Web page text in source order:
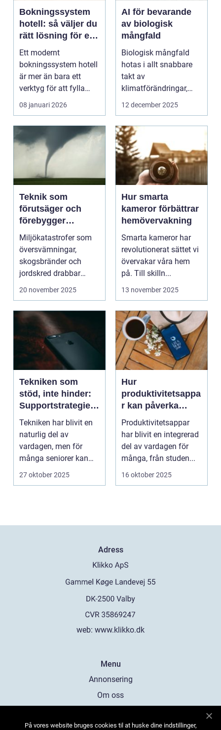
Bokningssystem
hotell: så väljer du
rätt lösning för en
modern
gästupplevelse
Ett modernt
bokningssystem hotell
är mer än bara ett
verktyg för att fylla
rum. F&oum...
08 januari 2026
AI för bevarande
av biologisk
mångfald
Biologisk mångfald
hotas i allt snabbare
takt av
klimatförändringar,
habitatför...
12 december 2025
Teknik som
förutsäger och
förebygger
miljökatastrofer i
realtid
Miljökatastrofer som
översvämningar,
skogsbränder och
jordskred drabbar
miljonta...
20 november 2025
Hur smarta
kameror förbättrar
hemövervakning
Smarta kameror har
revolutionerat sättet vi
övervakar våra hem
på. Till skilln...
13 november 2025
Tekniken som
stöd, inte hinder:
Supportstrategier
för seniorer
Tekniken har blivit en
naturlig del av
vardagen, men för
många seniorer kan
smartphones, ...
27 oktober 2025
Hur
produktivitetsappa
r kan påverka
mental hälsa –
både positivt och
negativt
Produktivitetsappar
har blivit en integrerad
del av vardagen för
många, från studen...
16 oktober 2025
Adress
web: www.klikko.dk
Menu
Annonsering
Om oss
Kontakta oss
På vores website bruges cookies til at huske dine indstillinger,